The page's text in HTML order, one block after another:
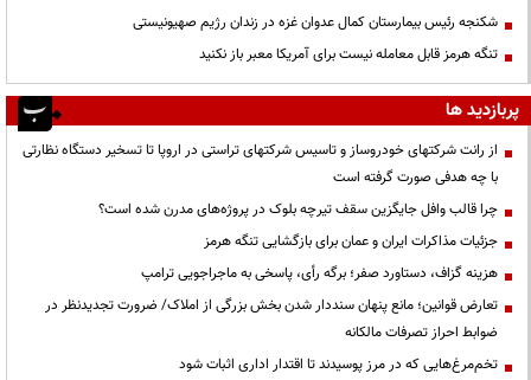
شکنجه رئیس بیمارستان کمال عدوان غزه در زندان رژیم صهیونیستی
تنگه هرمز قابل معامله نیست برای آمریکا معبر باز نکنید
پربازدید ها
از رانت‌ شرکتهای خودروساز و تاسیس شرکتهای تراستی در اروپا تا تسخیر دستگاه نظارتی
با چه هدفی صورت گرفته است
چرا قالب وافل جایگزین سقف تیرچه بلوک در پروژه‌های مدرن شده است؟
جزئیات مذاکرات ایران و عمان برای بازگشایی تنگه هرمز
هزینه گزاف، دستاورد صفر؛ برگه رأی، پاسخی به ماجراجویی ترامپ
تعارض قوانین؛ مانع پنهان سنددار شدن بخش بزرگی از املاک/ ضرورت تجدیدنظر در
ضوابط احراز تصرفات مالکانه
تخم‌مرغ‌هایی که در مرز پوسیدند تا اقتدار اداری اثبات شود